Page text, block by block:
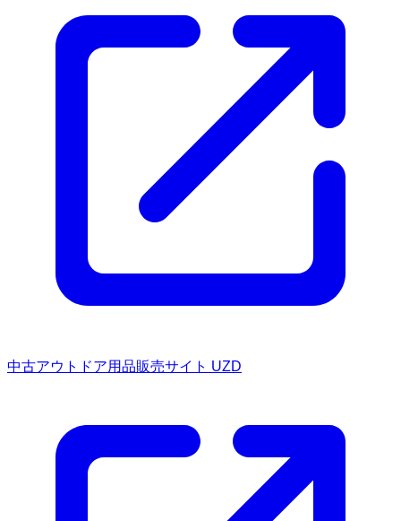
中古アウトドア用品販売サイト UZD